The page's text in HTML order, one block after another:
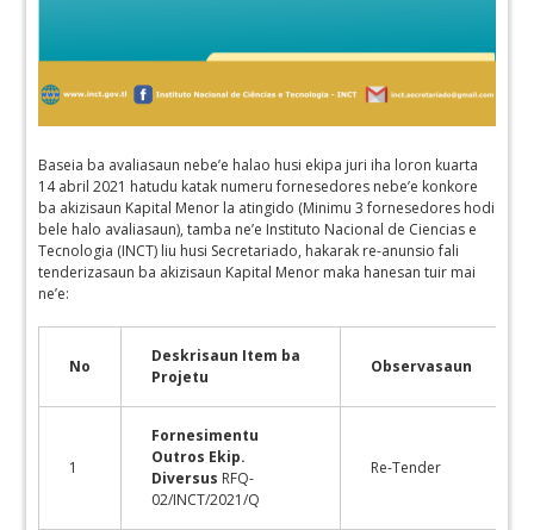
Baseia ba avaliasaun nebe’e halao husi ekipa juri iha loron kuarta
14 abril 2021 hatudu katak numeru fornesedores nebe’e konkore
ba akizisaun Kapital Menor la atingido (Minimu 3 fornesedores hodi
bele halo avaliasaun), tamba ne’e Instituto Nacional de Ciencias e
Tecnologia (INCT) liu husi Secretariado, hakarak re-anunsio fali
tenderizasaun ba akizisaun Kapital Menor maka hanesan tuir mai
ne’e:
No
Deskrisaun Item ba
Projetu
Observasaun
1
Fornesimentu
Outros Ekip.
Diversus RFQ-
02/INCT/2021/Q
Re-Tender